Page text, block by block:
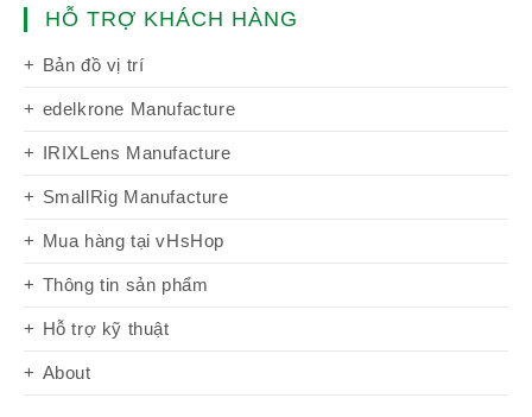
HỖ TRỢ KHÁCH HÀNG
Bản đồ vị trí
edelkrone Manufacture
IRIXLens Manufacture
SmallRig Manufacture
Mua hàng tại vHsHop
Thông tin sản phẩm
Hỗ trợ kỹ thuật
About